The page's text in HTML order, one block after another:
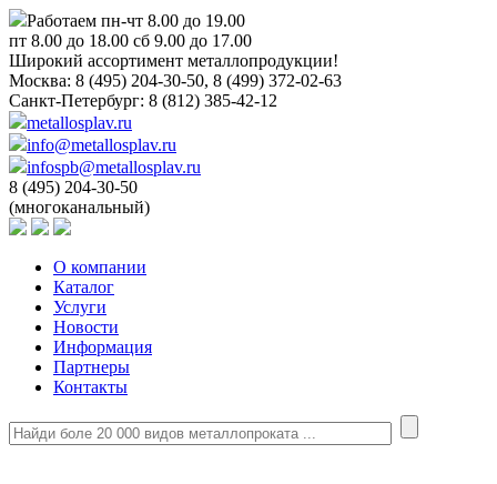
Работаем пн-чт 8.00 до 19.00
пт 8.00 до 18.00 сб 9.00 до 17.00
Широкий ассортимент металлопродукции!
Москва: 8 (495) 204-30-50, 8 (499) 372-02-63
Санкт-Петербург: 8 (812) 385-42-12
metallosplav.ru
info@metallosplav.ru
infospb@metallosplav.ru
8 (495) 204-30-50
(многоканальный)
О компании
Каталог
Услуги
Новости
Информация
Партнеры
Контакты